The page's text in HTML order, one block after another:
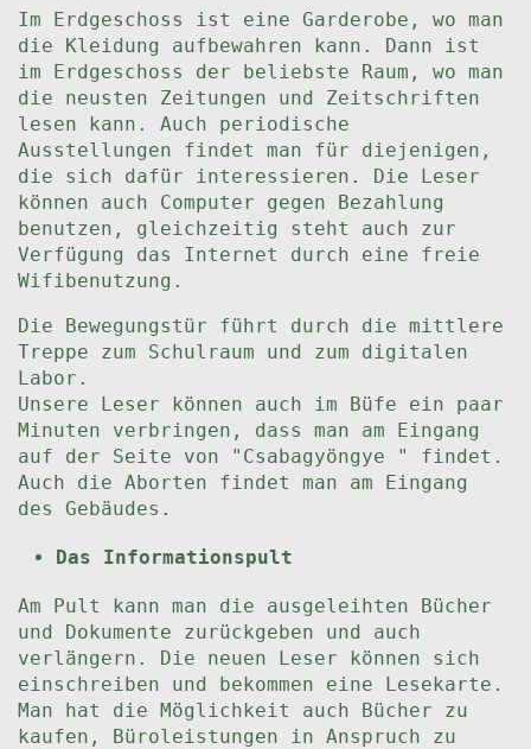
Im Erdgeschoss ist eine Garderobe, wo man
die Kleidung aufbewahren kann. Dann ist
im Erdgeschoss der beliebste Raum, wo man
die neusten Zeitungen und Zeitschriften
lesen kann. Auch periodische
Ausstellungen findet man für diejenigen,
die sich dafür interessieren. Die Leser
können auch Computer gegen Bezahlung
benutzen, gleichzeitig steht auch zur
Verfügung das Internet durch eine freie
Wifibenutzung.
Die Bewegungstür führt durch die mittlere
Treppe zum Schulraum und zum digitalen
Labor.
Unsere Leser können auch im Büfe ein paar
Minuten verbringen, dass man am Eingang
auf der Seite von "Csabagyöngye " findet.
Auch die Aborten findet man am Eingang
des Gebäudes.
Das Informationspult
Am Pult kann man die ausgeleihten Bücher
und Dokumente zurückgeben und auch
verlängern. Die neuen Leser können sich
einschreiben und bekommen eine Lesekarte.
Man hat die Möglichkeit auch Bücher zu
kaufen, Büroleistungen in Anspruch zu